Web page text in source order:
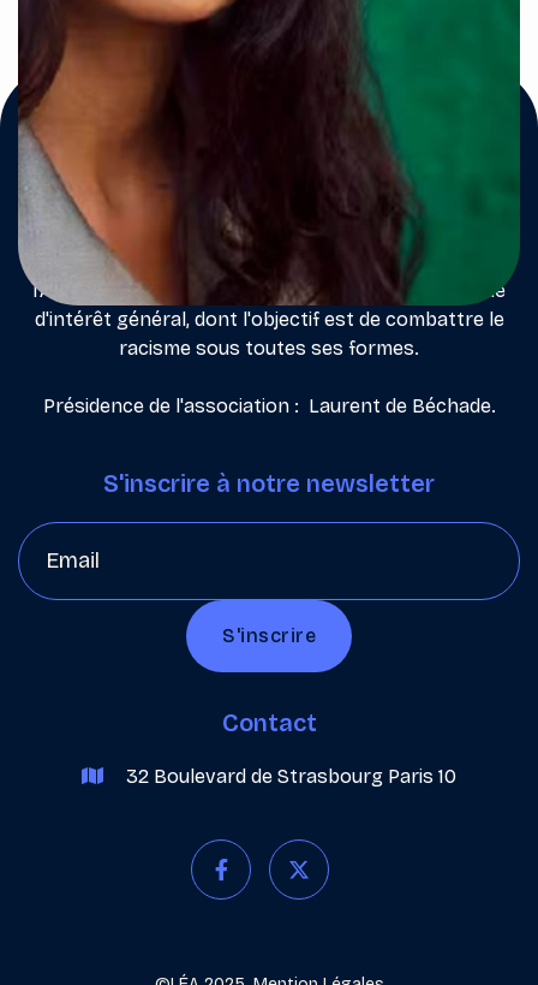
L'association LÉA - Lutte pour l'Égalité dans
l'Antiracisme - est une association loi 1901, reconnue
d'intérêt général, dont l'objectif est de combattre le
racisme sous toutes ses formes.
Présidence de l'association : Laurent de Béchade.
S'inscrire à notre newsletter
Contact
 32 Boulevard de Strasbourg Paris 10
 